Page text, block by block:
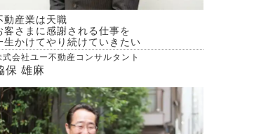
動産業は天職
客さまに感謝される仕事を
生かけてやり続けていきたい
式会社ユー不動産コンサルタント
保 雄麻